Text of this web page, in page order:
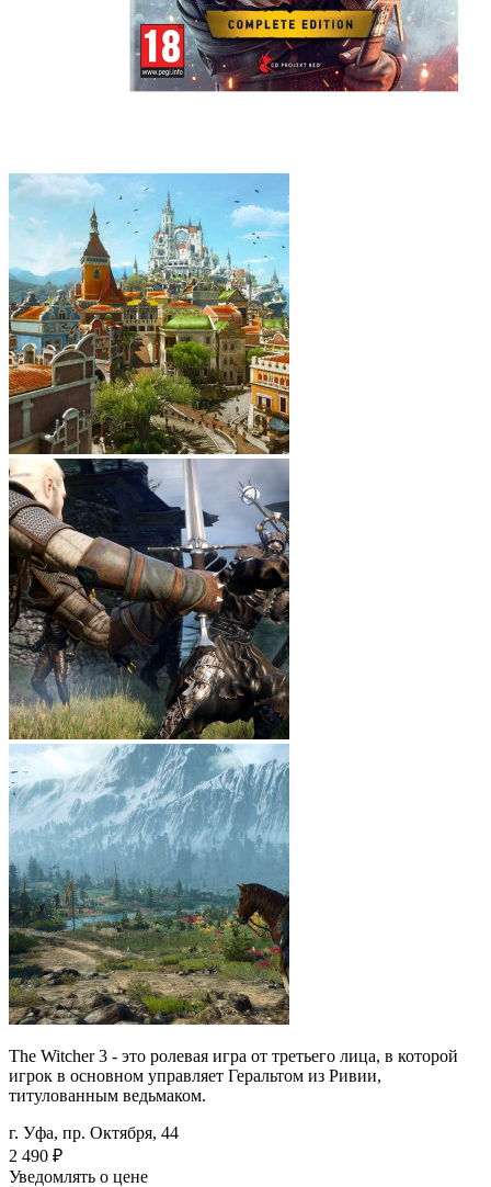
The Witcher 3 - это ролевая игра от третьего лица, в которой
игрок в основном управляет Геральтом из Ривии,
титулованным ведьмаком.
г. Уфа, пр. Октября, 44
2 490 ₽
Уведомлять о цене